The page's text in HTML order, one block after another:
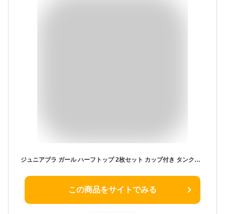
ジュニアブラ ガール ハーフトップ 2枚セット カップ付き タンク型 M L XL ノンワイヤー 無地 ホワイト ピンク ベージュ ライトブルー ジュニアブラジャー キッズ ファーストブラ ガールズ 子供 可愛い インナー 部活 体育 スポーツブラジャー 下着 小学生 中学生
この商品をサイトでみる